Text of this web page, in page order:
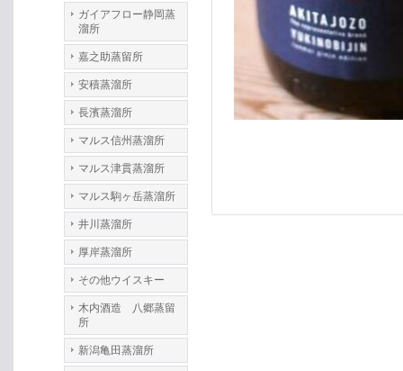
ガイアフロー静岡蒸
溜所
嘉之助蒸留所
安積蒸溜所
長濱蒸溜所
マルス信州蒸溜所
マルス津貫蒸溜所
マルス駒ヶ岳蒸溜所
井川蒸溜所
厚岸蒸溜所
その他ウイスキー
木内酒造 八郷蒸留
所
新潟亀田蒸溜所